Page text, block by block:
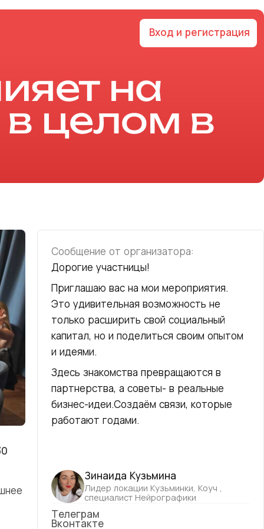
Вход и регистрация
на
целом в
Зинаида Кузьмина
Лидер локации Кузьминки, Коуч ,
специалист Нейрографики
Телеграм
Вконтакте
Дорогие участницы!
Приглашаю вас на мои мероприятия.
Это удивительная возможность не
только расширить свой социальный
капитал, но и поделиться своим опытом
и идеями.
Здесь знакомства превращаются в
партнерства, а советы- в реальные
бизнес-идеи.Создаём связи, которые
работают годами.
Сообщение от организатора: